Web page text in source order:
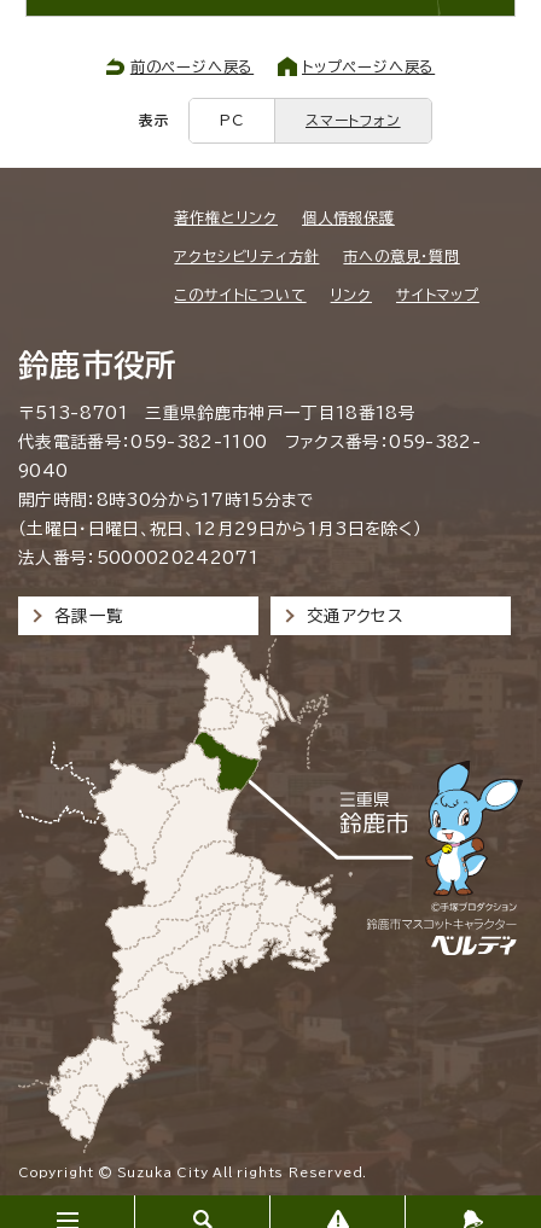
前のページへ戻る トップページへ戻る
表示 PC スマートフォン
著作権とリンク 個人情報保護
アクセシビリティ方針 市への意見・質問
このサイトについて リンク サイトマップ
鈴鹿市役所
〒513-8701 三重県鈴鹿市神戸一丁目18番18号
代表電話番号：059-382-1100 ファクス番号：059-382-
9040
開庁時間：8時30分から17時15分まで
（土曜日・日曜日、祝日、12月29日から1月3日を除く）
法人番号：5000020242071
各課一覧 交通アクセス
Copyright © Suzuka City All rights Reserved.